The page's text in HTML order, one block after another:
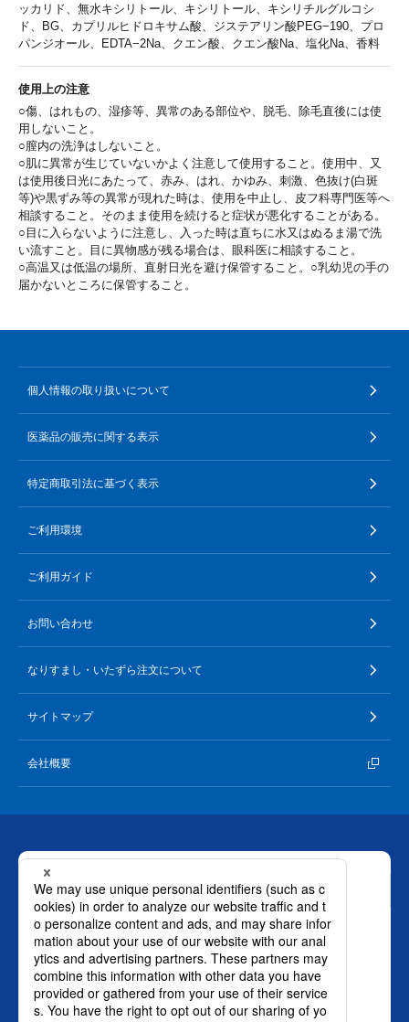
ッカリド、無水キシリトール、キシリトール、キシリチルグルコシ
ド、BG、カプリルヒドロキサム酸、ジステアリン酸PEG−190、プロ
パンジオール、EDTA−2Na、クエン酸、クエン酸Na、塩化Na、香料
使用上の注意
○傷、はれもの、湿疹等、異常のある部位や、脱毛、除毛直後には使
用しないこと。
○膣内の洗浄はしないこと。
○肌に異常が生じていないかよく注意して使用すること。使用中、又
は使用後日光にあたって、赤み、はれ、かゆみ、刺激、色抜け(白斑
等)や黒ずみ等の異常が現れた時は、使用を中止し、皮フ科専門医等へ
相談すること。そのまま使用を続けると症状が悪化することがある。
○目に入らないように注意し、入った時は直ちに水又はぬるま湯で洗
い流すこと。目に異物感が残る場合は、眼科医に相談すること。
○高温又は低温の場所、直射日光を避け保管すること。○乳幼児の手の
届かないところに保管すること。
個人情報の取り扱いについて
医薬品の販売に関する表示
特定商取引法に基づく表示
ご利用環境
ご利用ガイド
お問い合わせ
なりすまし・いたずら注文について
サイトマップ
会社概要
お問い合わせ
ロート製薬株式会社 通販事業部
0120-880-610
月～土：9時～21時 日祝：9時～18時
（年末年始を除く）